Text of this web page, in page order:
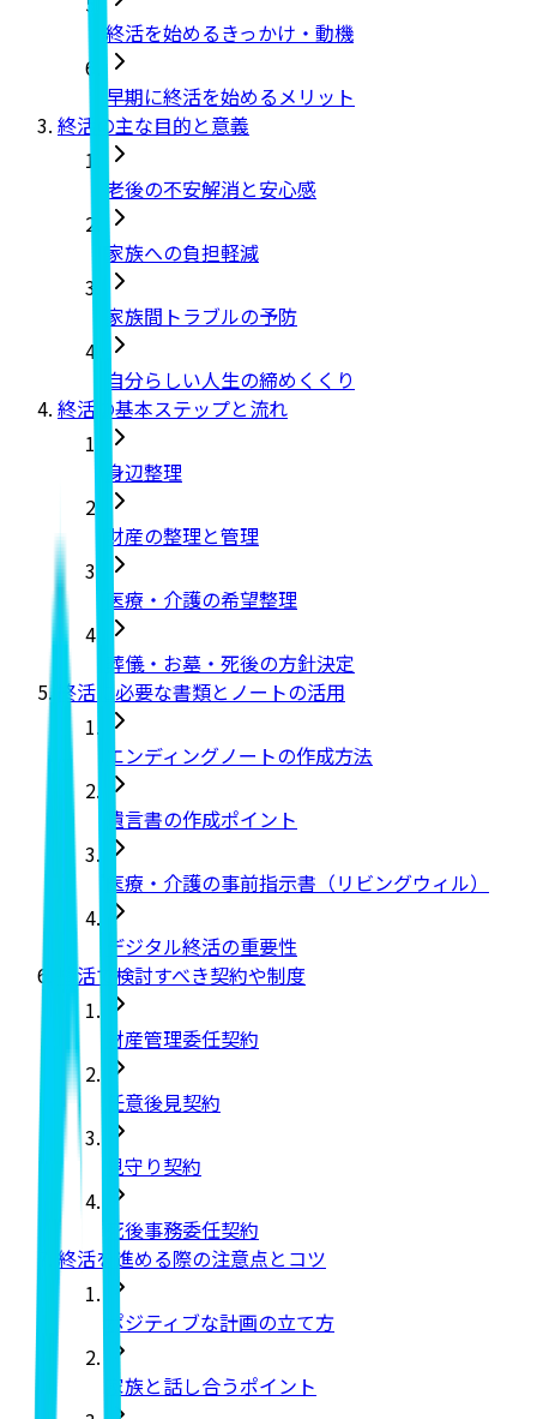
終活を始めるきっかけ・動機
早期に終活を始めるメリット
終活の主な目的と意義
老後の不安解消と安心感
家族への負担軽減
家族間トラブルの予防
自分らしい人生の締めくくり
終活の基本ステップと流れ
身辺整理
財産の整理と管理
医療・介護の希望整理
葬儀・お墓・死後の方針決定
終活に必要な書類とノートの活用
エンディングノートの作成方法
遺言書の作成ポイント
医療・介護の事前指示書（リビングウィル）
デジタル終活の重要性
終活で検討すべき契約や制度
財産管理委任契約
任意後見契約
見守り契約
死後事務委任契約
終活を進める際の注意点とコツ
ポジティブな計画の立て方
家族と話し合うポイント